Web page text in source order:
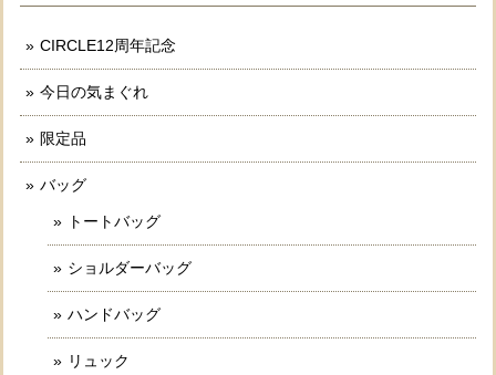
CIRCLE12周年記念
今日の気まぐれ
限定品
バッグ
トートバッグ
ショルダーバッグ
ハンドバッグ
リュック